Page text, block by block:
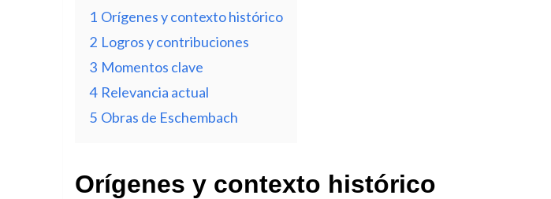
1 Orígenes y contexto histórico
2 Logros y contribuciones
3 Momentos clave
4 Relevancia actual
5 Obras de Eschembach
Orígenes y contexto histórico